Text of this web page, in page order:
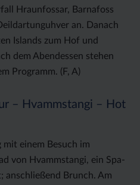
Hraunfossar, Barnafoss
an. Danach
Islands zum Hof und
dem Abendessen stehen
Programm. (F, A)
– Hvammstangi – Hot
mit einem Besuch im
von Hvammstangi, ein Spa-
anschließend Brunch. Am